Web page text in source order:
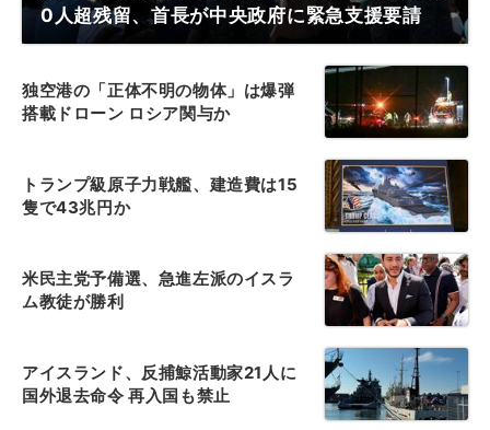
0人超残留、首長が中央政府に緊急支援要請
独空港の「正体不明の物体」は爆弾
搭載ドローン ロシア関与か
トランプ級原子力戦艦、建造費は15
隻で43兆円か
米民主党予備選、急進左派のイスラ
ム教徒が勝利
アイスランド、反捕鯨活動家21人に
国外退去命令 再入国も禁止